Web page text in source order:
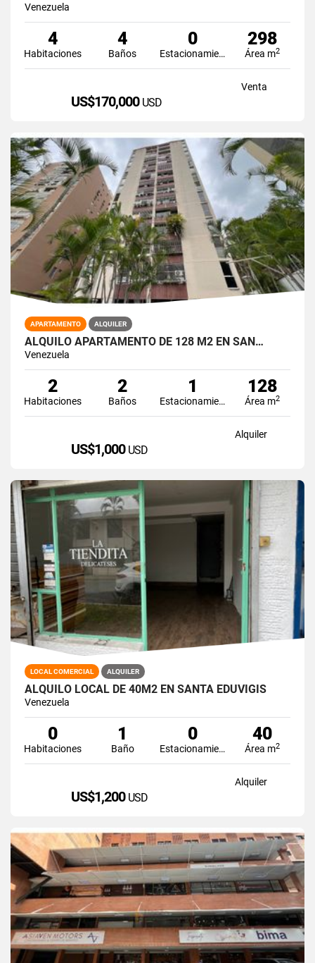
Venezuela
4
Habitaciones
4
Baños
0
Estacionamiento
298
Área m2
Venta
US$170,000 USD
APARTAMENTO ALQUILER
ALQUILO APARTAMENTO DE 128 M2 EN SAN…
Venezuela
2
Habitaciones
2
Baños
1
Estacionamiento
128
Área m2
Alquiler
US$1,000 USD
LOCAL COMERCIAL ALQUILER
ALQUILO LOCAL DE 40M2 EN SANTA EDUVIGIS
Venezuela
0
Habitaciones
1
Baño
0
Estacionamiento
40
Área m2
Alquiler
US$1,200 USD